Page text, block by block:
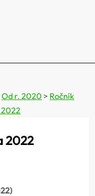
Od r. 2020 > Ročník
2022